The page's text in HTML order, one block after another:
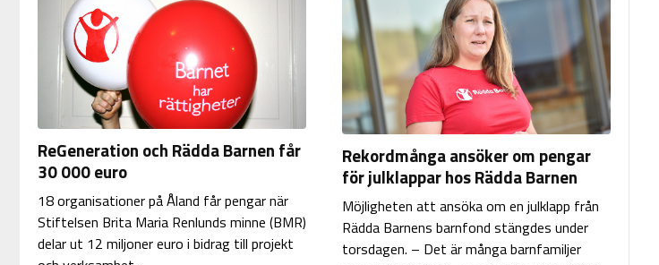
ReGeneration och Rädda Barnen får
30 000 euro
18 organisationer på Åland får pengar när
Stiftelsen Brita Maria Renlunds minne (BMR)
delar ut 12 miljoner euro i bidrag till projekt
Rekordmånga ansöker om pengar
för julklappar hos Rädda Barnen
Möjligheten att ansöka om en julklapp från
Rädda Barnens barnfond stängdes under
torsdagen. – Det är många barnfamiljer